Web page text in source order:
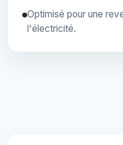
Optimisé pour une
l'électricité.